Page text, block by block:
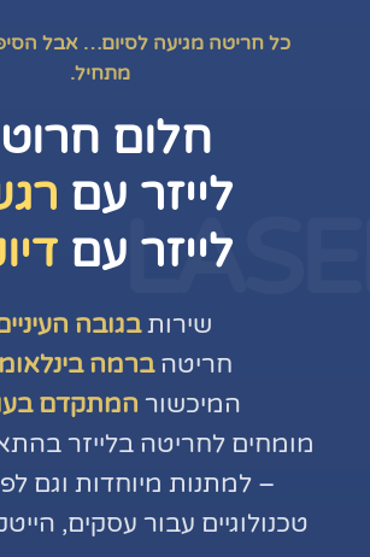
כל חריטה מגיעה לסיום… אבל
מתחיל.
חלום
לייזר עם
לייזר עם
שירותבגובה
חריטהברמה
המיכשור המתקדם
מומחים לחריטה בלייזר
– למתנות מיוחדות וגם
טכנולוגיים עבור עסקים,